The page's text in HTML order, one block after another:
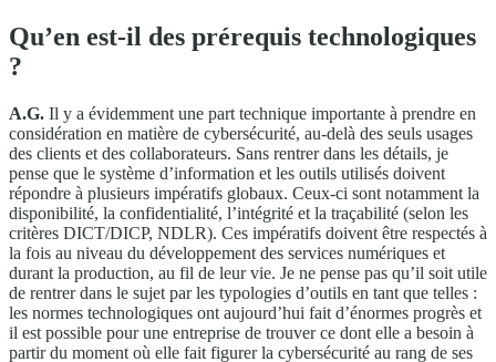
Qu’en est-il des prérequis technologiques
?
A.G. Il y a évidemment une part technique importante à prendre en
considération en matière de cybersécurité, au-delà des seuls usages
des clients et des collaborateurs. Sans rentrer dans les détails, je
pense que le système d’information et les outils utilisés doivent
répondre à plusieurs impératifs globaux. Ceux-ci sont notamment la
disponibilité, la confidentialité, l’intégrité et la traçabilité (selon les
critères DICT/DICP, NDLR). Ces impératifs doivent être respectés à
la fois au niveau du développement des services numériques et
durant la production, au fil de leur vie. Je ne pense pas qu’il soit utile
de rentrer dans le sujet par les typologies d’outils en tant que telles :
les normes technologiques ont aujourd’hui fait d’énormes progrès et
il est possible pour une entreprise de trouver ce dont elle a besoin à
partir du moment où elle fait figurer la cybersécurité au rang de ses